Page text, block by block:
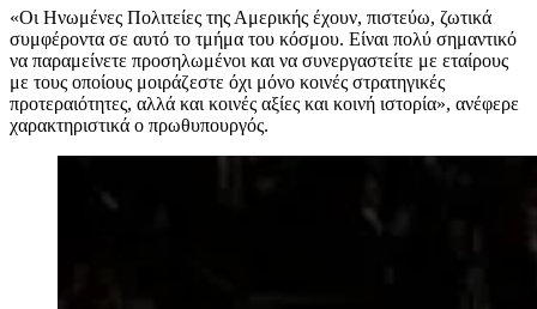
«Οι Ηνωμένες Πολιτείες της Αμερικής έχουν, πιστεύω, ζωτικά
συμφέροντα σε αυτό το τμήμα του κόσμου. Είναι πολύ σημαντικό
να παραμείνετε προσηλωμένοι και να συνεργαστείτε με εταίρους
με τους οποίους μοιράζεστε όχι μόνο κοινές στρατηγικές
προτεραιότητες, αλλά και κοινές αξίες και κοινή ιστορία», ανέφερε
χαρακτηριστικά ο πρωθυπουργός.